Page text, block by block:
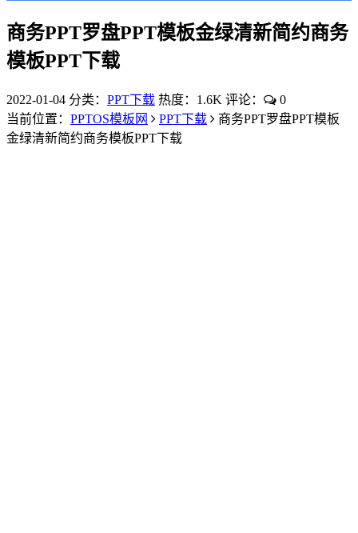
商务PPT罗盘PPT模板金绿清新简约商务
模板PPT下载
2022-01-04 分类： PPT下载 热度：1.6K 评论：
0
当前位置： PPTOS模板网 PPT下载
商务PPT罗盘PPT模板
金绿清新简约商务模板PPT下载